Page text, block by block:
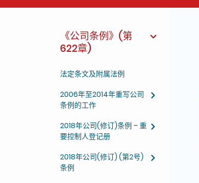
《公司条例》(第
622章)
法定条文及附属法例
2006年至2014年重写公司
条例的工作
2018年公司(修订)条例 – 重
要控制人登记册
2018年公司(修订) (第2号)
条例